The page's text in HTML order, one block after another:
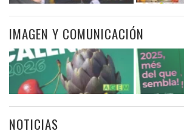
IMAGEN Y COMUNICACIÓN
NOTICIAS